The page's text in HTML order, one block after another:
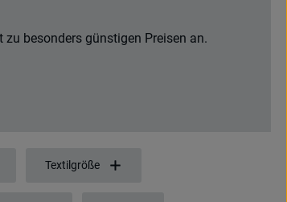
besonders günstigen Preisen an.
Textilgröße